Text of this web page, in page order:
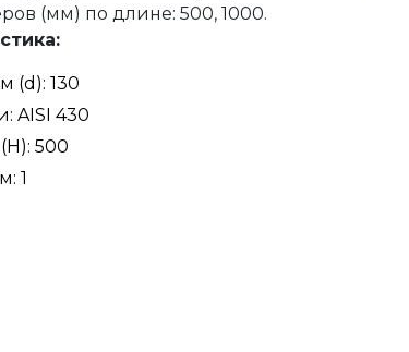
(мм) по длине: 500, 1000.
(d): 130
AISI 430
500
1